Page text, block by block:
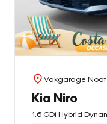
Vakgarage
Kia Niro
1.6 GDi Hybrid